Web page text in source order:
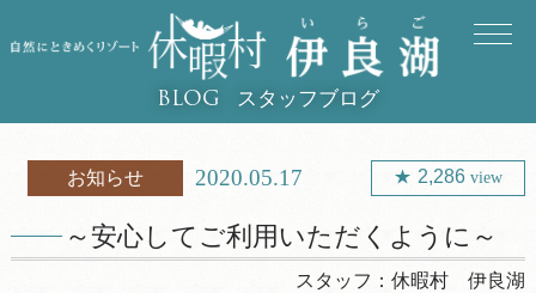
BLOG スタッフブログ
お知らせ 2020.05.17 2,286view
～安心してご利用いただくように～
スタッフ：休暇村 伊良湖